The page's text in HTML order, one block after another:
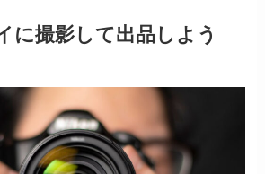
に撮影して出品しよう